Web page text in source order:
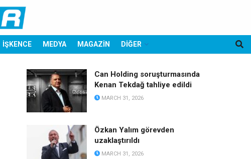
İŞKENCE MEDYA MAGAZİN DİĞER
Can Holding soruşturmasında
Kenan Tekdağ tahliye edildi
MARCH 31, 2026
Özkan Yalım görevden
uzaklaştırıldı
MARCH 31, 2026